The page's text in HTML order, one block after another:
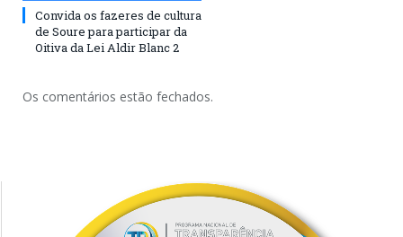
Convida os fazeres de cultura
de Soure para participar da
Oitiva da Lei Aldir Blanc 2
Os comentários estão fechados.